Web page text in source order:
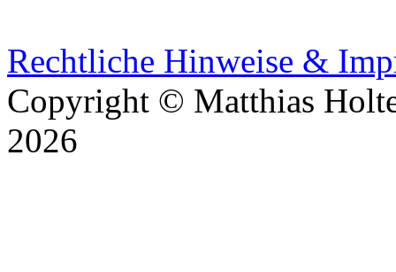
Rechtliche Hinweise &
Copyright © Matthias
2026